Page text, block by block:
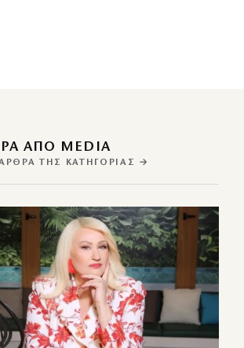
ΑΠΌ MEDIA
ΤΗΣ ΚΑΤΗΓΟΡΊΑΣ →